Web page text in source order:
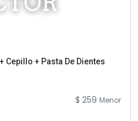
Cepillo + Pasta De Dientes
$ 259 Menor